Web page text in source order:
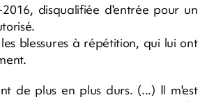
2016, disqualifiée d'entrée pour un
blessures à répétition, qui lui ont
de plus en plus durs. (...) Il m'est